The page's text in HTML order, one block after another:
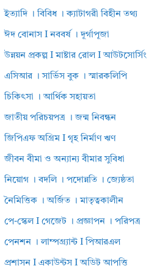
ইত্যাদি । বিবিধ । ক্যাটাগরী বিহীন তথ্য
ঈদ বোনাস I নববর্ষ । দূর্গাপূজা
উন্নয়ন প্রকল্প I মাষ্টার রোল I আউটসোর্সিং
এসিআর । সার্ভিস বুক । স্মারকলিপি
চিকিৎসা । আর্থিক সহায়তা
জাতীয় পরিচয়পত্র । জন্ম নিবন্ধন
জিপিএফ অগ্রিম I গৃহ নির্মাণ ঋণ
জীবন বীমা ও অন্যান্য বীমার সুবিধা
নিয়োগ । বদলি । পদোন্নতি । জ্যেষ্ঠতা
নৈমিত্তিক । অর্জিত । মাতৃত্বকালীন
পে-স্কেল I গেজেট । প্রজ্ঞাপন । পরিপত্র
পেনশন । লাম্পগ্র্যান্ট I পিআরএল
প্রশাসন I একাউন্টস I অডিট আপত্তি